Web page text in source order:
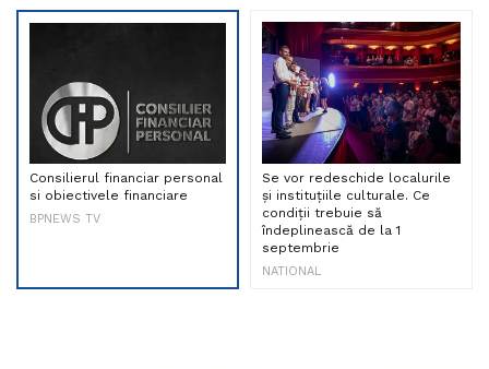
Consilierul financiar personal
si obiectivele financiare
BPNEWS TV
Se vor redeschide localurile
și instituțiile culturale. Ce
condiții trebuie să
îndeplinească de la 1
septembrie
NATIONAL